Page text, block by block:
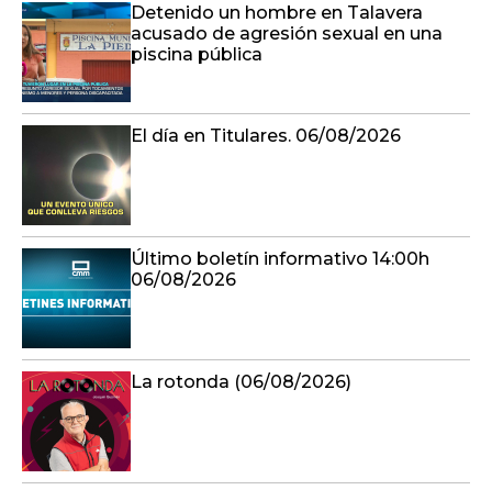
Detenido un hombre en Talavera
acusado de agresión sexual en una
piscina pública
El día en Titulares. 06/08/2026
Último boletín informativo 14:00h
06/08/2026
La rotonda (06/08/2026)